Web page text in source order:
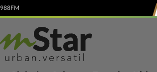
988FM